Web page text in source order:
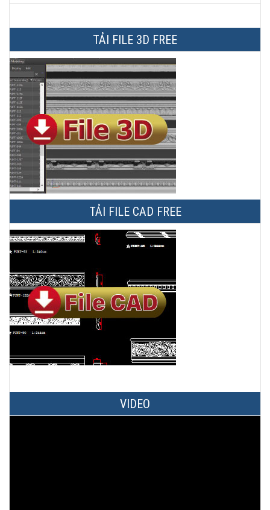
TẢI FILE 3D FREE
TẢI FILE CAD FREE
VIDEO